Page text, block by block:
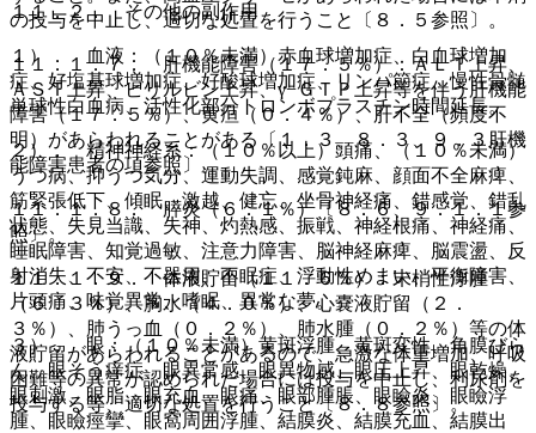
１１．２． その他の副作用
１）． 血液：（１０％未満）赤血球増加症、白血球増加
症、好塩基球増加症、好酸球増加症、リンパ節症、慢性骨髄
単球性白血病、活性化部分トロンボプラスチン時間延長。
２）． 精神神経系：（１０％以上）頭痛、（１０％未満）
うつ病、抑うつ気分、運動失調、感覚鈍麻、顔面不全麻痺、
筋緊張低下、傾眠、激越、健忘、坐骨神経痛、錯感覚、錯乱
状態、失見当識、失神、灼熱感、振戦、神経根痛、神経痛、
睡眠障害、知覚過敏、注意力障害、脳神経麻痺、脳震盪、反
射消失、不安、不器用、不眠症、浮動性めまい、平衡障害、
片頭痛、味覚異常、嗜眠、異常な夢。
３）． 眼：（１０％未満）黄斑浮腫、黄斑変性、角膜びら
ん、眼そう痒症、眼異常感、眼異物感、眼圧上昇、眼乾燥、
眼刺激、眼脂、眼充血、眼痛、眼部腫脹、眼瞼炎、眼瞼浮
腫、眼瞼痙攣、眼窩周囲浮腫、結膜炎、結膜充血、結膜出
の投与を中止し、適切な処置を行うこと〔８．５参照〕。
１１．１．７． 肝機能障害（１７．５％）：ＡＬＴ上昇、
ＡＳＴ上昇、ビリルビン上昇、γ−ＧＴＰ上昇等を伴う肝機能
障害（１７．５％）、黄疸（０．４％）、肝不全（頻度不
明）があらわれることがある〔１．３、８．３、９．３肝機
能障害患者の項参照〕。
１１．１．８． 膵炎（６．１％）〔８．６、９．１．１参
照〕。
１１．１．９． 体液貯留（１１．６％）：末梢性浮腫
（６．３％）、胸水（４．０％）、心嚢液貯留（２．
３％）、肺うっ血（０．２％）、肺水腫（０．２％）等の体
液貯留があらわれることがあるので、急激な体重増加、呼吸
困難等の異常が認められた場合には投与を中止し、利尿剤を
投与する等、適切な処置を行うこと〔８．８参照〕。